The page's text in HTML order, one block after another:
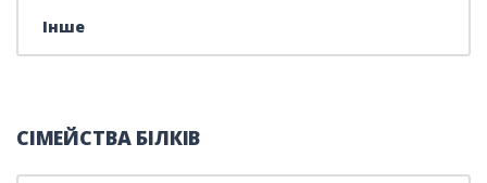
Інше
СІМЕЙСТВА БІЛКІВ